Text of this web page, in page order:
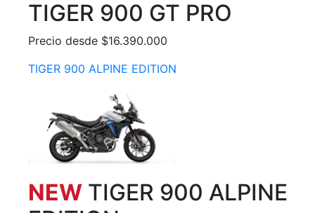
TIGER 900 GT PRO
Precio desde $16.390.000
TIGER 900 ALPINE EDITION
NEW TIGER 900 ALPINE